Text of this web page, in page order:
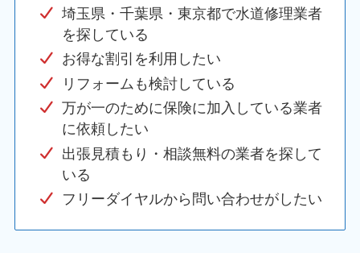
埼玉県・千葉県・東京都で水道修理業者
を探している
お得な割引を利用したい
リフォームも検討している
万が一のために保険に加入している業者
に依頼したい
出張見積もり・相談無料の業者を探して
いる
フリーダイヤルから問い合わせがしたい